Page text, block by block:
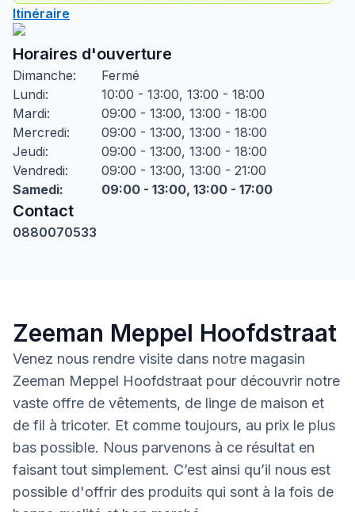
Itinéraire
Horaires d'ouverture
Dimanche:
Fermé
Lundi:
10:00 - 13:00, 13:00 - 18:00
Mardi:
09:00 - 13:00, 13:00 - 18:00
Mercredi:
09:00 - 13:00, 13:00 - 18:00
Jeudi:
09:00 - 13:00, 13:00 - 18:00
Vendredi:
09:00 - 13:00, 13:00 - 21:00
Samedi: 09:00 - 13:00, 13:00 - 17:00
Contact
0880070533
Zeeman Meppel Hoofdstraat
Venez nous rendre visite dans notre magasin
Zeeman Meppel Hoofdstraat pour découvrir notre
vaste offre de vêtements, de linge de maison et
de fil à tricoter. Et comme toujours, au prix le plus
bas possible. Nous parvenons à ce résultat en
faisant tout simplement. C’est ainsi qu’il nous est
possible d'offrir des produits qui sont à la fois de